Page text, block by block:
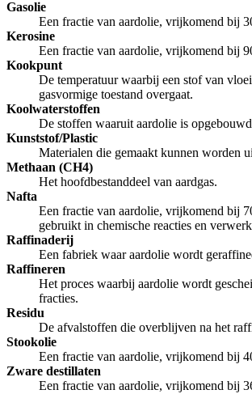
Gasolie
Een fractie van aardolie, vrijkomend bij
Kerosine
Een fractie van aardolie, vrijkomend bij
Kookpunt
De temperatuur waarbij een stof van
gasvormige toestand overgaat.
Koolwaterstoffen
De stoffen waaruit aardolie is
Kunststof/Plastic
Materialen die gemaakt kunnen worden
Methaan (CH4)
Het hoofdbestanddeel van aardgas.
Nafta
Een fractie van aardolie, vrijkomend bij
gebruikt in chemische reacties en
Raffinaderij
Een fabriek waar aardolie wordt
Raffineren
Het proces waarbij aardolie wordt
fracties.
Residu
De afvalstoffen die overblijven na het
Stookolie
Een fractie van aardolie, vrijkomend bij
Zware destillaten
Een fractie van aardolie, vrijkomend bij